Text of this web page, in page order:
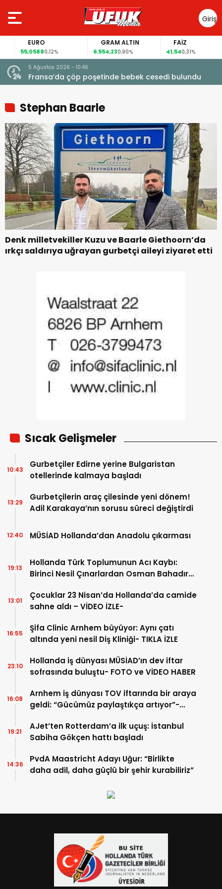
Giriş
Yap
EURO
55,05880,12%
GRAM ALTIN
6.554,230,90%
FAİZ
41,540,31%
5 Ağustos 2026 - 10:46
Fransa’da çöp poşetinde bebek cesedi bulundu
Stephan Baarle
Denk milletvekiller Kuzu ve Baarle Giethoorn’da
ırkçı saldırıya uğrayan gurbetçi aileyi ziyaret etti
Sıcak Gelişmeler
Gurbetçiler Edirne yerine Bulgaristan
otellerinde kalmaya başladı
10:43
Gurbetçilerin araç çilesinde yeni dönem!
Adil Karakaya’nın sorusu süreci değiştirdi
13:29
MÜSİAD Hollanda’dan Anadolu çıkarması
12:40
Hollanda Türk Toplumunun Acı Kaybı:
Birinci Nesil Çınarlardan Osman Bahadır
19:13
Çocuklar 23 Nisan’da Hollanda’da camide
sahne aldı – VİDEO İZLE-
13:01
Şifa Clinic Arnhem büyüyor: Aynı çatı
altında yeni nesil Diş Kliniği- TIKLA İZLE
16:55
Hollanda iş dünyası MÜSİAD’ın dev iftar
sofrasında buluştu- FOTO ve VİDEO HABER
23:10
Arnhem iş dünyası TOV iftarında bir araya
geldi: “Gücümüz paylaştıkça artıyor”-
16:08
AJet’ten Rotterdam’a ilk uçuş: İstanbul
Sabiha Gökçen hattı başladı
19:21
PvdA Maastricht Adayı Uğur: “Birlikte
daha adil, daha güçlü bir şehir kurabiliriz”
14:36